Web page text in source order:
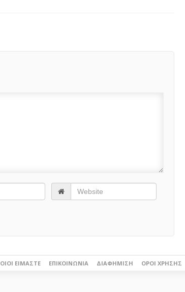
ΕΊΜΑΣΤΕ ΕΠΙΚΟΙΝΩΝΊΑ ΔΙΑΦΉΜΙΣΗ ΌΡΟΙ ΧΡΉΣΗΣ